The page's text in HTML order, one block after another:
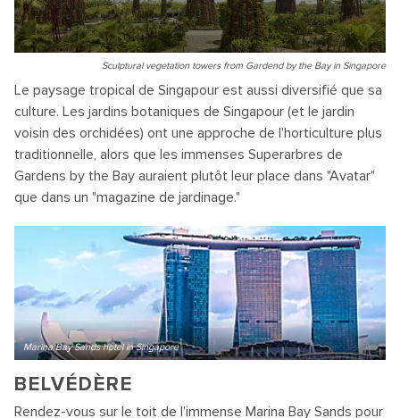
Sculptural vegetation towers from Gardend by the Bay in Singapore
Le paysage tropical de Singapour est aussi diversifié que sa
culture. Les jardins botaniques de Singapour (et le jardin
voisin des orchidées) ont une approche de l'horticulture plus
traditionnelle, alors que les immenses Superarbres de
Gardens by the Bay auraient plutôt leur place dans "Avatar"
que dans un "magazine de jardinage."
Marina Bay Sands hotel in Singapore
BELVÉDÈRE
Rendez-vous sur le toit de l'immense Marina Bay Sands pour